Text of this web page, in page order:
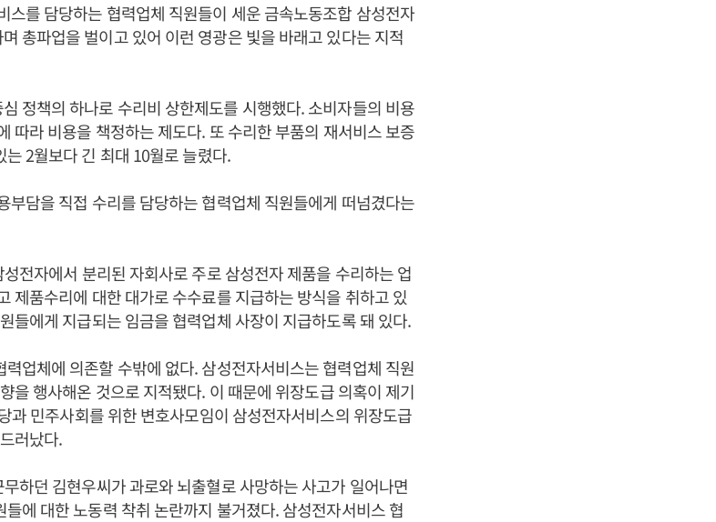
스를 담당하는 협력업체 직원들이 세운 금속노동조합 삼성전자
총파업을 벌이고 있어 이런 영광은 빛을 바래고 있다는 지적
정책의 하나로 수리비 상한제도를 시행했다. 소비자들의 비용
따라 비용을 책정하는 제도다. 또 수리한 부품의 재서비스 보증
2월보다 긴 최대 10월로 늘렸다.
부담을 직접 수리를 담당하는 협력업체 직원들에게 떠넘겼다는
전자에서 분리된 자회사로 주로 삼성전자 제품을 수리하는 업
제품수리에 대한 대가로 수수료를 지급하는 방식을 취하고 있
들에게 지급되는 임금을 협력업체 사장이 지급하도록 돼 있다.
업체에 의존할 수밖에 없다. 삼성전자서비스는 협력업체 직원
을 행사해온 것으로 지적됐다. 이 때문에 위장도급 의혹이 제기
과 민주사회를 위한 변호사모임이 삼성전자서비스의 위장도급
러났다.
하던 김현우씨가 과로와 뇌출혈로 사망하는 사고가 일어나면
에 대한 노동력 착취 논란까지 불거졌다. 삼성전자서비스 협